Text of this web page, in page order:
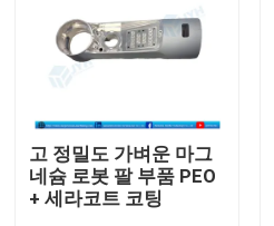
우리에 대하여
공장 여행
품질 관리
고 정밀도 가벼운 마그
네슘 로봇 팔 부품 PEO
+ 세라코트 코팅